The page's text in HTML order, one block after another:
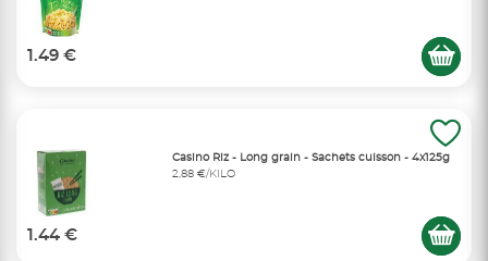
1.49 €
Casino Riz - Long grain - Sachets cuisson - 4x125g
2,88 €/KILO
1.44 €